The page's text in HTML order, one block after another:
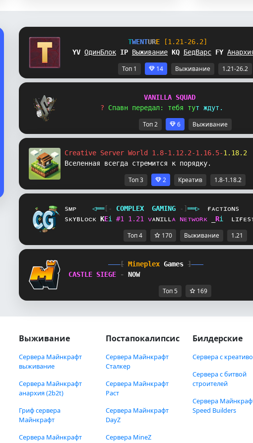
TWENTURE
[1.21-26.2]
^S ОдинБлок _T Выживание XL БедВарс ZR
Топ 1 14 Выживание 1.21-26.2
VANIL L A SQUAD
? Спавн передал: тебя тут ждут .
Топ 2 6 Выживание
Creative Server World 1.8-1.12.2-1.16.5-1.18.2
Вселенная всегда стремится к порядку.
Топ 3 2 Креатив 1.8-1.18.2
sᴍᴘ ◁══[‐ COMPL EX GAMING ‐]══▷
ғᴀᴄᴛɪᴏɴs
sᴋʏʙʟᴏᴄᴋ ]Gi #1 1 . 21 ᴠᴀɴɪʟʟᴀ ɴᴇᴛᴡᴏʀᴋ _i
Топ 4 170 Выживание 1.21
[ Mineplex Games ]
CASTLE SIEGE
- NOW
Топ 5 169
Выживание
Сервера Майнкрафт
выживание
Сервера Майнкрафт
анархия (2b2t)
Гриф сервера
Майнкрафт
Сервера Майнкрафт
Постапокалипсис
Сервера Майнкрафт
Сталкер
Сервера Майнкрафт
Раст
Сервера Майнкрафт
DayZ
Сервера MineZ
Билдерские
Сервера с
Сервера с битвой
строителей
Сервера
Speed Builders